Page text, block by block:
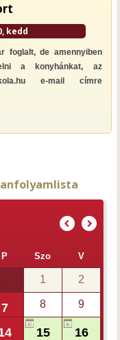
kedd
foglalt, de amennyiben
a konyhánkat, az
e-mail címre
)
(
P Szo V
1 2
7 8 9
15 16